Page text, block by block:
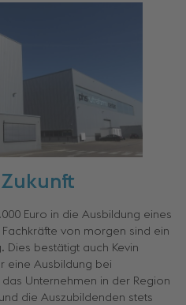
Zukunft
Euro in die Ausbildung eines
von morgen sind ein
Dies bestätigt auch Kevin
eine Ausbildung bei
Unternehmen in der Region
die Auszubildenden stets